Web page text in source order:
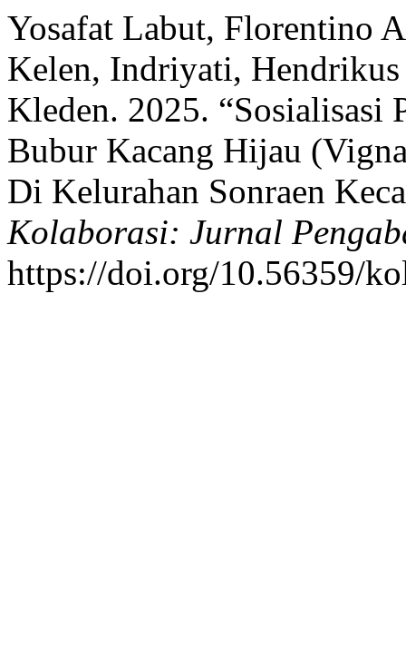
Yosafat Labut, Florentino
Kelen, Indriyati,
Kleden. 2025. “Sosialisasi
Bubur Kacang Hijau
Di Kelurahan Sonraen
Kolaborasi: Jurnal
https://doi.org/10.56359/